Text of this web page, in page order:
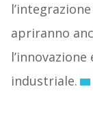
apriranno
industriale.